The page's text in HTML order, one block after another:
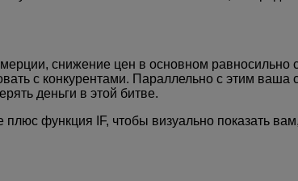
снижение цен в основном
с конкурентами. Параллельно с этим ваша
деньги в этой битве.
функция IF, чтобы визуально показать